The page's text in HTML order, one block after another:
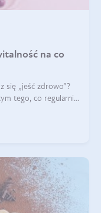
na co
się „jeść zdrowo”?
tego, co regularnie